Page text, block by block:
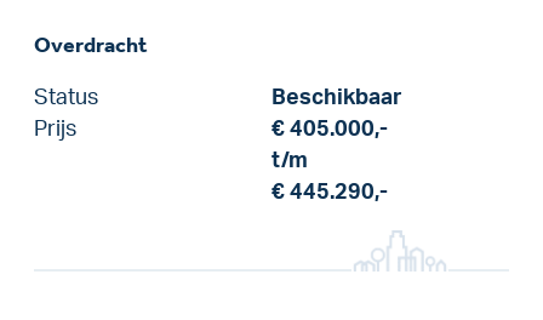
Overdracht
Status
Beschikbaar
Prijs
€ 405.000,-
t/m
€ 445.290,-